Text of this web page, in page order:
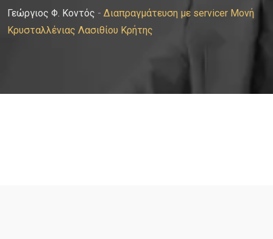
Γεώργιος Φ. Κοντός - Διαπραγμάτευση με servicer Μονή
Κρυσταλλένιας Λασιθίου Κρήτης